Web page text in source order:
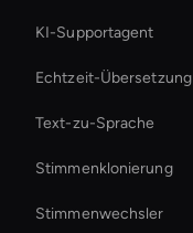
KI-Supportagent
Echtzeit-Übersetzung
Text-zu-Sprache
Stimmenklonierung
Stimmenwechsler